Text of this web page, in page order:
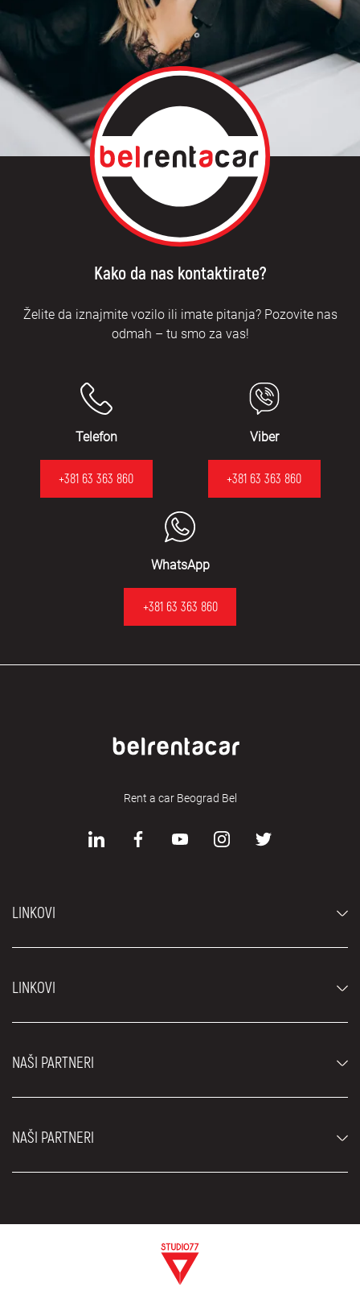
Kako da nas kontaktirate?
Želite da iznajmite vozilo ili imate pitanja? Pozovite nas
odmah – tu smo za vas!
Telefon
+381 63 363 860
Viber
+381 63 363 860
WhatsApp
+381 63 363 860
Rent a car Beograd Bel
LINKOVI
Luksuzni automobili
Cene
LINKOVI
Blog
O nama
NAŠI PARTNERI
Rent a car Beograd Royal
NAŠI PARTNERI
EDePro